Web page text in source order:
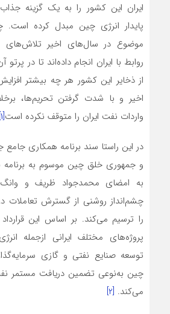
ایران این کشور را به یک گزینه
پایدار انرژی چین مبدل کرده است.
موضوع در سال‌های اخیر تلاش‌های
روابط با ایران انجام داده‌اند تا در
از ذخایر این کشور هر چه بیشتر
اخیر و با شدت گرفتن تحریم‌ها،
واردات نفت ایران را متوقف نکرده است[۱]
در این راستا سند برنامه همکاری جامع
به امضای محمدجواد ظریف و
چشم‌انداز روشنی از گسترش تعاملات
را ترسیم می‌کند. بر اساس این
پروژه‌های مختلف ایرانی ازجمله
توسعه صنایع نفتی و گازی
چین به‌نوعی تضمین دریافت مستمر نفت
می‌کند. [2]